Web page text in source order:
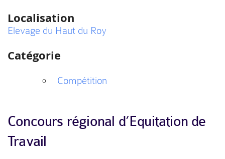
Localisation
Elevage du Haut du Roy
Catégorie
Compétition
Concours régional d’Equitation de
Travail